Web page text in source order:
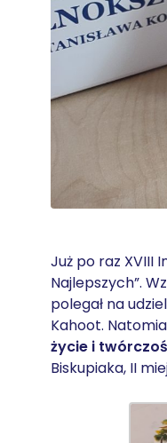
Już po raz XVIII
Najlepszych”.
polegał na
Kahoot.
życie i
Biskupiaka, II